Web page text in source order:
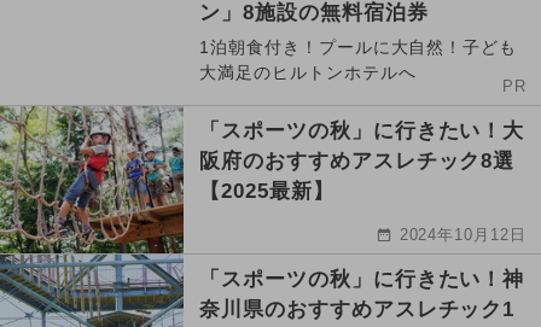
ン」8施設の無料宿泊券
1泊朝食付き！プールに大自然！子ども
大満足のヒルトンホテルへ
PR
「スポーツの秋」に行きたい！大
阪府のおすすめアスレチック8選
【2025最新】
2024年10月12日
「スポーツの秋」に行きたい！神
奈川県のおすすめアスレチック1